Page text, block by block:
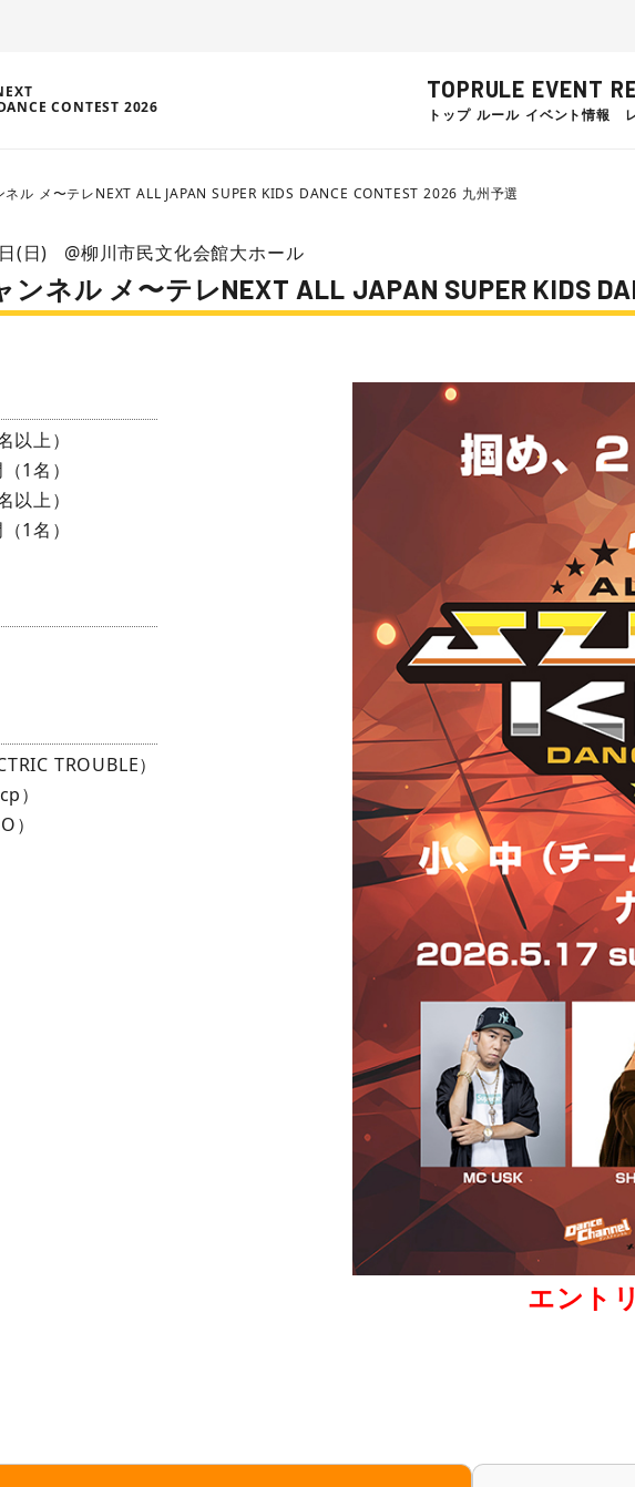
CONTEST 2026
TOP
トップ
RULE
ルール
EVENT
イベント情報
ネル メ〜テレNEXT ALL JAPAN SUPER KIDS DANCE CONTEST 2026 九州予選
(日) @柳川市民文化会館大ホール
ネル メ〜テレNEXT ALL JAPAN SUPER KIDS
以上）
1名）
以上）
1名）
TROUBLE）
）
）
エント